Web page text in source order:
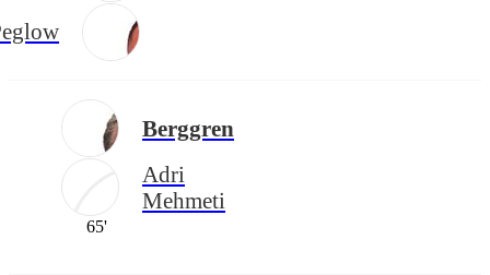
Berggren
Adri
Mehmeti
65'